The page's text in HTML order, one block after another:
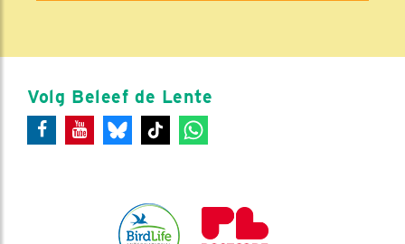
Volg Beleef de Lente